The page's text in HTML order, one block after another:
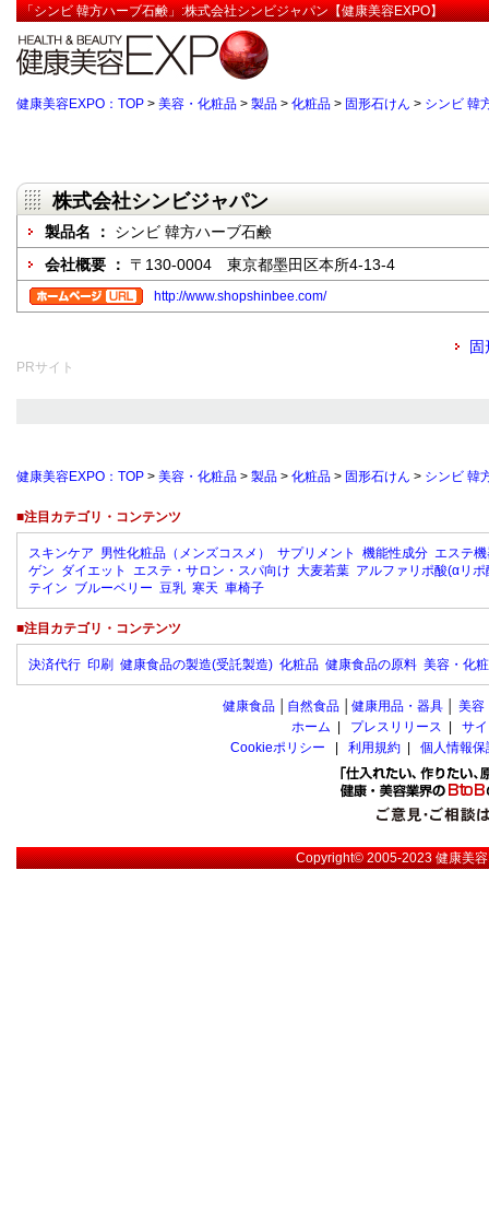
「シンビ 韓方ハーブ石鹸」:株式会社シンビジャパン【健康美容EXPO】
健康美容EXPO：TOP > 美容・化粧品 > 製品 > 化粧品 > 固形石けん > シンビ 韓
株式会社シンビジャパン
製品名 ： シンビ 韓方ハーブ石鹸
会社概要 ： 〒130-0004 東京都墨田区本所4-13-4
http://www.shopshinbee.com/
固
PRサイト
健康美容EXPO：TOP > 美容・化粧品 > 製品 > 化粧品 > 固形石けん > シンビ 韓
■注目カテゴリ・コンテンツ
スキンケア 男性化粧品（メンズコスメ） サプリメント 機能性成分 エステ
ゲン ダイエット エステ・サロン・スパ向け 大麦若葉 アルファリポ酸(αリポ
テイン ブルーベリー 豆乳 寒天 車椅子
■注目カテゴリ・コンテンツ
決済代行 印刷 健康食品の製造(受託製造) 化粧品 健康食品の原料 美容・化
健康食品 自然食品 健康用品・器具 美容
ホーム
プレスリリース
サ
Cookieポリシー
利用規約 個人情報
Copyright© 2005-2023健康美